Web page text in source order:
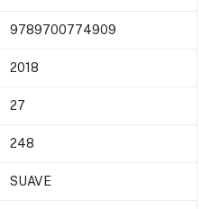
9789700774909
2018
27
248
SUAVE